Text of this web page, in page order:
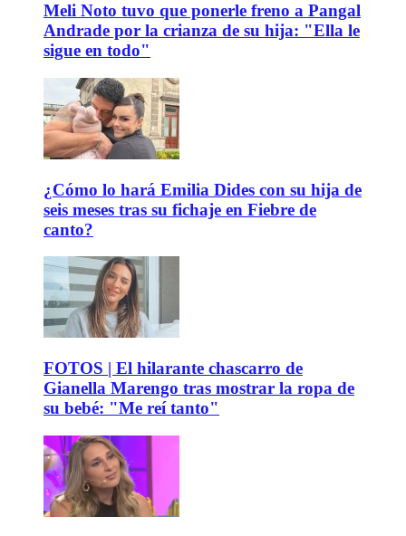
Meli Noto tuvo que ponerle freno a Pangal
Andrade por la crianza de su hija: "Ella le
sigue en todo"
¿Cómo lo hará Emilia Dides con su hija de
seis meses tras su fichaje en Fiebre de
canto?
FOTOS | El hilarante chascarro de
Gianella Marengo tras mostrar la ropa de
su bebé: "Me reí tanto"